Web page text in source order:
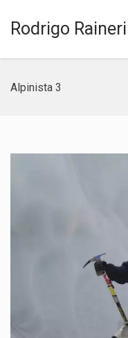
Rodrigo Raineri
Alpinista 3